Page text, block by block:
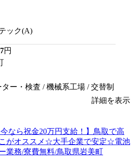
ック(A)
円
ー・検査 / 機械系工場 / 交替制
詳細を表示